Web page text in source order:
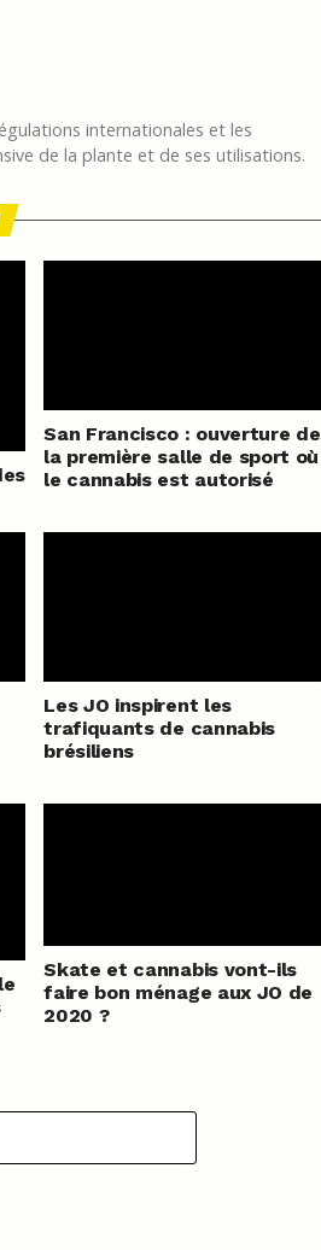
internationales et les
de la plante et de ses utilisations.
San Francisco : ouverture de
la première salle de sport où
le cannabis est autorisé
Les JO inspirent les
trafiquants de cannabis
brésiliens
Skate et cannabis vont-ils
faire bon ménage aux JO de
2020 ?